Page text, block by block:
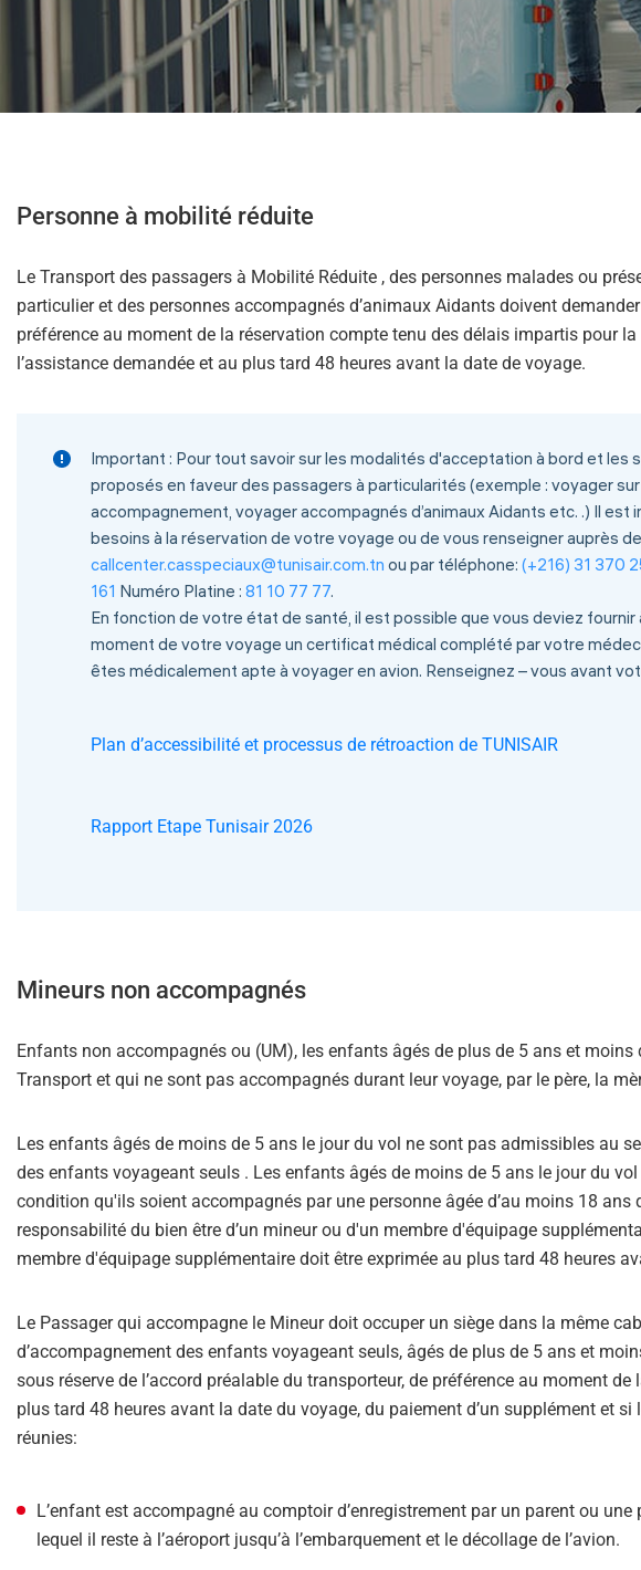
the
Personne à mobilité réduite
Le Transport des passagers à Mobilité Réduite , des personnes malades ou
particulier et des personnes accompagnés d’animaux Aidants doivent
préférence au moment de la réservation compte tenu des délais impartis pour
l’assistance demandée et au plus tard 48 heures avant la date de voyage.
Important : Pour tout savoir sur les modalités d'acceptation à bord et les
proposés en faveur des passagers à particularités (exemple : voyager
accompagnement, voyager accompagnés d’animaux Aidants etc. .) Il est
besoins à la réservation de votre voyage ou de vous renseigner auprès
callcenter.casspeciaux@tunisair.com.tn ou par téléphone: (+216) 31 370
161 Numéro Platine : 81 10 77 77.
En fonction de votre état de santé, il est possible que vous deviez fournir
moment de votre voyage un certificat médical complété par votre
êtes médicalement apte à voyager en avion. Renseignez – vous avant
Plan d’accessibilité et processus de rétroaction de TUNISAIR
Rapport Etape Tunisair 2026
Mineurs non accompagnés
Enfants non accompagnés ou (UM), les enfants âgés de plus de 5 ans et moins
Transport et qui ne sont pas accompagnés durant leur voyage, par le père, la
Les enfants âgés de moins de 5 ans le jour du vol ne sont pas admissibles au
des enfants voyageant seuls . Les enfants âgés de moins de 5 ans le jour du
condition qu'ils soient accompagnés par une personne âgée d’au moins 18 ans
responsabilité du bien être d’un mineur ou d'un membre d'équipage
membre d'équipage supplémentaire doit être exprimée au plus tard 48 heures
Le Passager qui accompagne le Mineur doit occuper un siège dans la même
d’accompagnement des enfants voyageant seuls, âgés de plus de 5 ans et
sous réserve de l’accord préalable du transporteur, de préférence au moment
plus tard 48 heures avant la date du voyage, du paiement d’un supplément et
réunies:
L’enfant est accompagné au comptoir d’enregistrement par un parent ou
lequel il reste à l’aéroport jusqu’à l’embarquement et le décollage de l’avion.